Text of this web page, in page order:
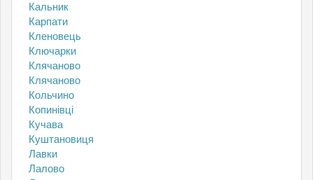
Кальник
Карпати
Кленовець
Ключарки
Клячаново
Клячаново
Кольчино
Копинівці
Кучава
Куштановиця
Лавки
Лалово